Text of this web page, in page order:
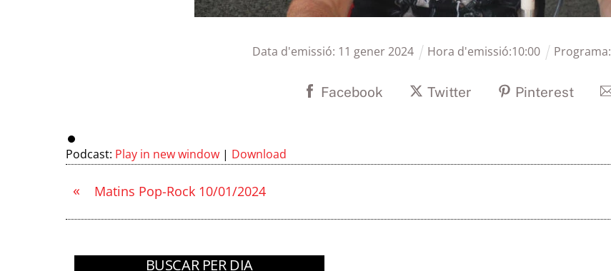
Data d'emissió: 11 gener2024 Hora d'emissió:10:00 Programa:
Facebook Twitter Pinterest
Podcast: Play in new window | Download
« Matins Pop-Rock 10/01/2024
BUSCAR PER DIA